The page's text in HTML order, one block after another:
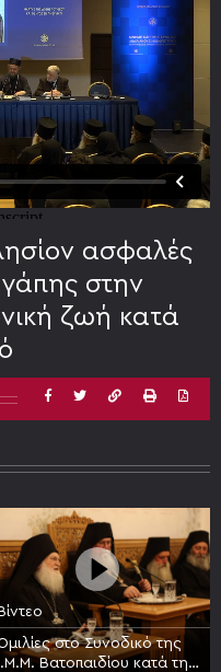
ασφαλές
στην
ζωή κατά
Βίντεο
στο Συνοδικό της
Ι.Μ.Μ. Βατοπαιδίου κατά την